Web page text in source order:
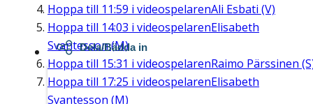
Hoppa till 11:59 i videospelarenAli Esbati (V)
Hoppa till 14:03 i videospelarenElisabeth
Svantesson (M)
Hoppa till 15:31 i videospelarenRaimo Pärssinen
Hoppa till 17:25 i videospelarenElisabeth
Svantesson (M)
Dela/Bädda in